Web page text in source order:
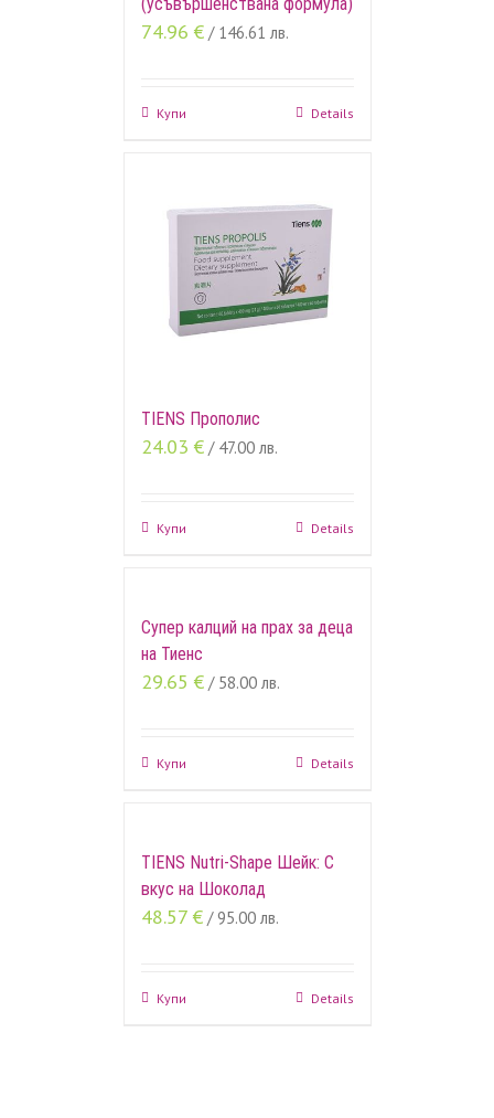
74.96 € / 146.61 лв.
Купи Details
TIENS Прополис
24.03 € / 47.00 лв.
Купи Details
Супер калций на прах за деца
на Тиенс
29.65 € / 58.00 лв.
Купи Details
TIENS Nutri-Shape Шейк: С
вкус на Шоколад
48.57 € / 95.00 лв.
Купи Details